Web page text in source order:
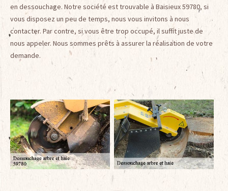
en dessouchage. Notre société est trouvable à Baisieux 59780, si
vous disposez un peu de temps, nous vous invitons à nous
contacter. Par contre, si vous être trop occupé, il suffit juste de
nous appeler. Nous sommes prêts à assurer la réalisation de votre
demande.